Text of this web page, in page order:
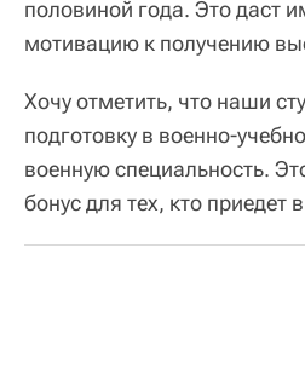
половиной года. Это даст
мотивацию к получению
Хочу отметить, что наши
подготовку в военно-
военную специальность.
бонус для тех, кто приедет